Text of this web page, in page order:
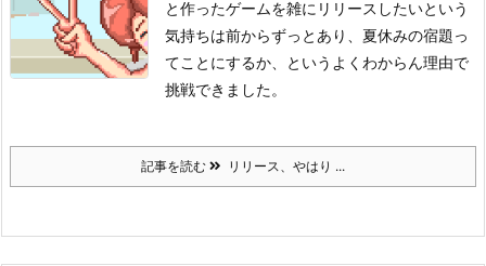
と作ったゲームを雑にリリースしたいという
気持ちは前からずっとあり、夏休みの宿題っ
てことにするか、というよくわからん理由で
挑戦できました。
記事を読む リリース、やはり ...